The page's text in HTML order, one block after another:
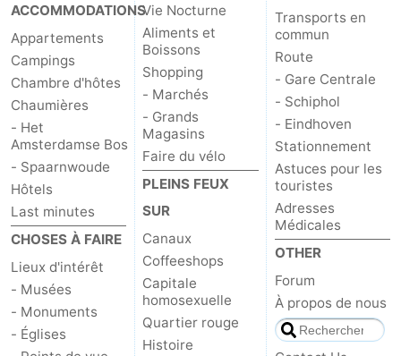
ACCOMMODATIONS
Appartements
Campings
Chambre d'hôtes
Chaumières
- Het
Amsterdamse Bos
- Spaarnwoude
Hôtels
Last minutes
CHOSES À FAIRE
Lieux d'intérêt
- Musées
- Monuments
- Églises
Vie Nocturne
Aliments et
Boissons
Shopping
- Marchés
- Grands
Magasins
Faire du vélo
PLEINS FEUX
SUR
Canaux
Coffeeshops
Capitale
homosexuelle
Quartier rouge
Histoire
Transports en
commun
Route
- Gare Centrale
- Schiphol
- Eindhoven
Stationnement
Astuces pour les
touristes
Adresses
Médicales
OTHER
Forum
À propos de nous